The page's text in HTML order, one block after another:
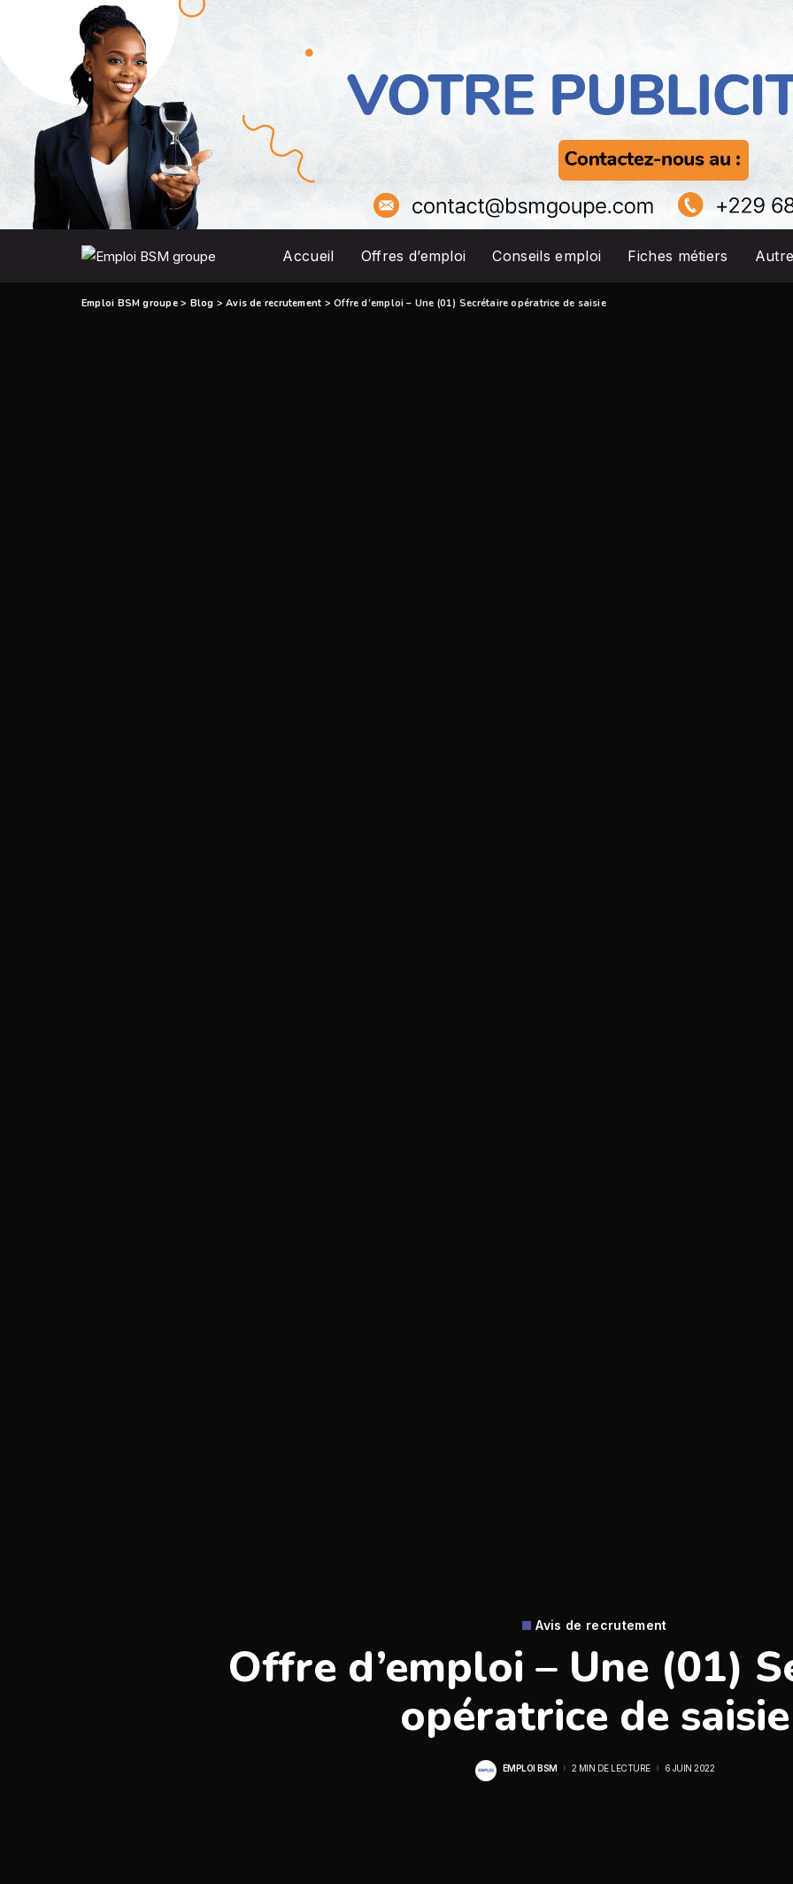
Accueil Offres d’emploi Conseils emploi Fiches métiers
Emploi BSM groupe> Blog >Avis de recrutement >Offre d’emploi – Une (01) Secrétaire opératrice de saisie
Avis de recrutement
Offre d’emploi – Une (01)
opératrice de saisie
POSTED
EMPLOI BSM 2 MIN DE LECTURE 6 JUIN 2022